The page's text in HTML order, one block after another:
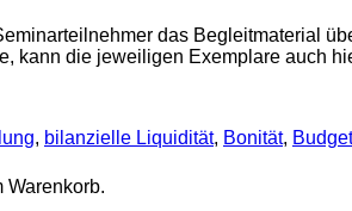
Warenkorb.
das Begleitmaterial
kann die jeweiligen Exemplare auch
, bilanzielle Liquidität, Bonität, Budget